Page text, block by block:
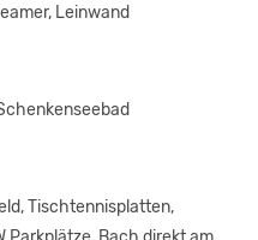
Leinwand
Tischtennisplatten,